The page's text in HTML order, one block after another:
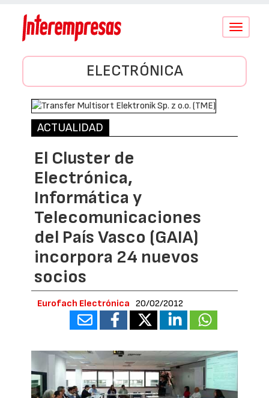
Conmutar
ELECTRÓNICA
ACTUALIDAD
El Cluster de
Electrónica,
Informática y
Telecomunicaciones
del País Vasco (GAIA)
incorpora 24 nuevos
socios
Eurofach Electrónica 20/02/2012